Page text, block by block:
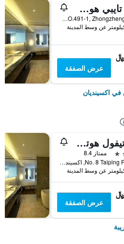
نيو تايبي هوت سبرينغ هوتل
NO.491-1, Zhongzheng RD, اكسينديان, تايوان
عرض الصفقة
في اكسينديان
بيوتيفول هوتل تايبيه
ممتاز 8.4
No. 8 Taiping Road, اكسينديان, تايوان
عرض الصفقة